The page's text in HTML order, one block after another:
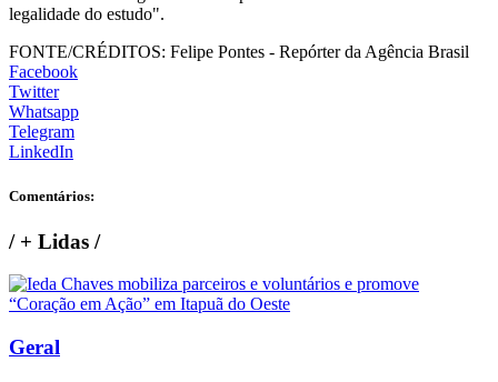
legalidade do estudo".
FONTE/CRÉDITOS: Felipe Pontes - Repórter da Agência Brasil
Facebook
Twitter
Whatsapp
Telegram
LinkedIn
Comentários:
/+ Lidas /
Geral